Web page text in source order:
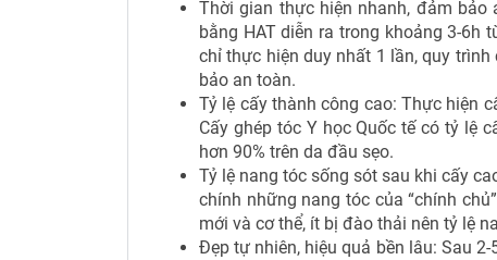
Thời gian thực hiện nhanh, đảm
bằng HAT diễn ra trong khoảng 3-6h
chỉ thực hiện duy nhất 1 lần, quy
bảo an toàn.
Tỷ lệ cấy thành công cao: Thực hiện
Cấy ghép tóc Y học Quốc tế có tỷ lệ
hơn 90% trên da đầu sẹo.
Tỷ lệ nang tóc sống sót sau khi cấy
chính những nang tóc của “chính
mới và cơ thể, ít bị đào thải nên tỷ lệ
Đẹp tự nhiên, hiệu quả bền lâu: Sau